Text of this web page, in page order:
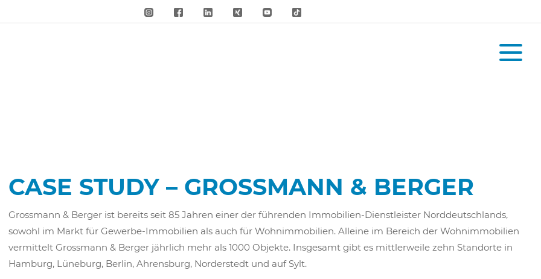
CASE STUDY – GROSSMANN & BERGER
Grossmann & Berger ist bereits seit 85 Jahren einer der führenden Immobilien-Dienstleister Norddeutschlands,
sowohl im Markt für Gewerbe-Immobilien als auch für Wohnimmobilien. Alleine im Bereich der Wohnimmobilien
vermittelt Grossmann & Berger jährlich mehr als 1000 Objekte. Insgesamt gibt es mittlerweile zehn Standorte in
Hamburg, Lüneburg, Berlin, Ahrensburg, Norderstedt und auf Sylt.